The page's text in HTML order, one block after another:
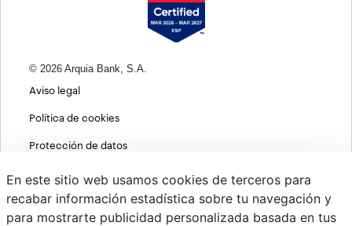
© 2026 Arquia Bank, S.A.
Aviso legal
Política de cookies
Protección de datos
Política de privacidad web
MIFID
En este sitio web usamos cookies de terceros para
recabar información estadística sobre tu navegación y
para mostrarte publicidad personalizada basada en tus